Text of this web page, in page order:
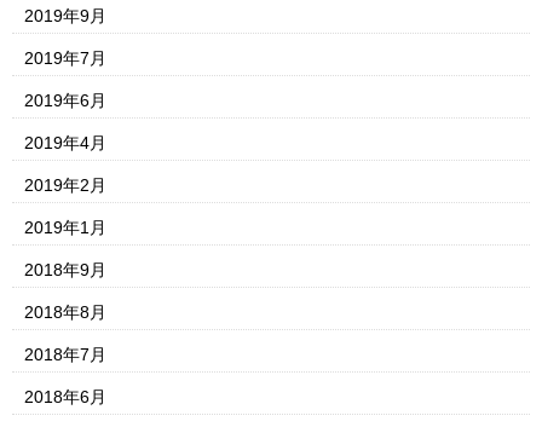
2019年9月
2019年7月
2019年6月
2019年4月
2019年2月
2019年1月
2018年9月
2018年8月
2018年7月
2018年6月